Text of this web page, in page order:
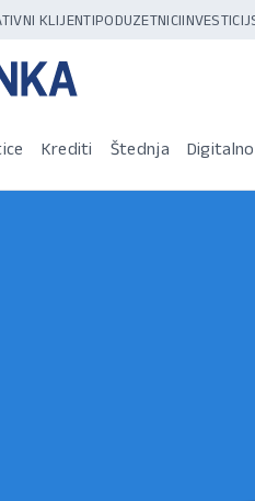
KLIJENTIPODUZETNICI
Krediti Štednja